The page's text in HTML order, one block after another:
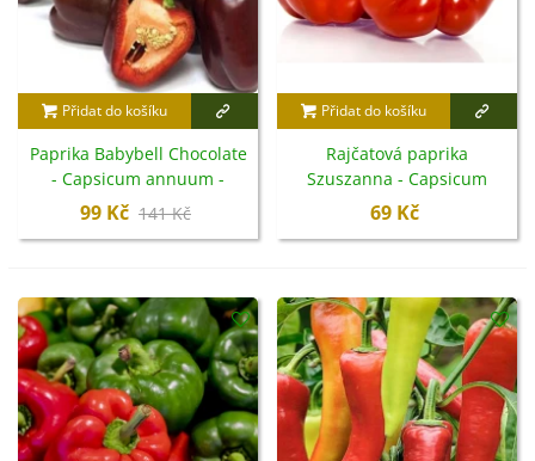
Přidat do košíku
Paprika Babybell Chocolate
- Capsicum annuum -
semena - 8 ks
99 Kč 141 Kč
Přidat do košíku
Rajčatová paprika
Szuszanna - Capsicum
annuum - semena - 7 ks
69 Kč